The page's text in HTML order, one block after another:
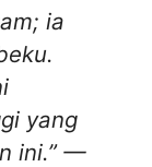
ia
yang
ini.” —